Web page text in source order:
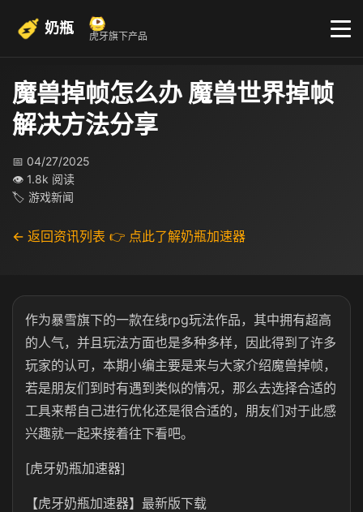
奶瓶 虎牙旗下产品
魔兽掉帧怎么办 魔兽世界掉帧
解决方法分享
📅 04/27/2025
👁 1.8k 阅读
🏷 游戏新闻
← 返回资讯列表 👉 点此了解奶瓶加速器
作为暴雪旗下的一款在线rpg玩法作品，其中拥有超高
的人气，并且玩法方面也是多种多样，因此得到了许多
玩家的认可，本期小编主要是来与大家介绍魔兽掉帧，
若是朋友们到时有遇到类似的情况，那么去选择合适的
工具来帮自己进行优化还是很合适的，朋友们对于此感
兴趣就一起来接着往下看吧。
[虎牙奶瓶加速器]
【虎牙奶瓶加速器】最新版下载